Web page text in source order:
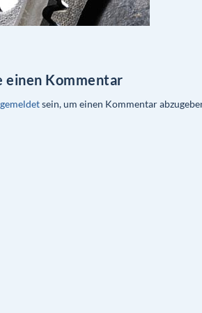
einen Kommentar
sein, um einen Kommentar